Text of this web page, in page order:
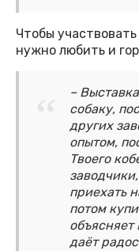
Чтобы
нужно любить и
–
собаку,
других
опытом,
Твоего
приехать
потом
даёт